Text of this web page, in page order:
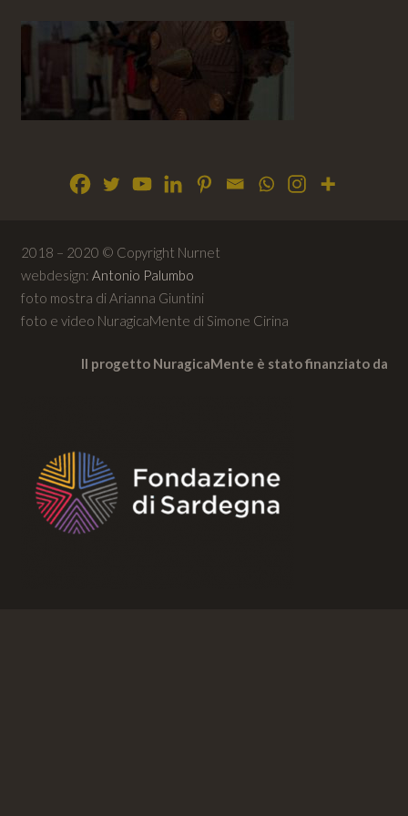
2018 – 2020 © Copyright Nurnet
webdesign: Antonio Palumbo
foto mostra di Arianna Giuntini
foto e video NuragicaMente di Simone Cirina
Il progetto NuragicaMente è stato finanziato da